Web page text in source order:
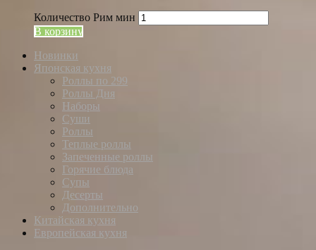
Количество Рим мин
В корзину
Новинки
Японская кухня
Роллы по 299
Роллы Дня
Наборы
Суши
Роллы
Теплые роллы
Запеченные роллы
Горячие блюда
Супы
Десерты
Дополнительно
Китайская кухня
Европейская кухня